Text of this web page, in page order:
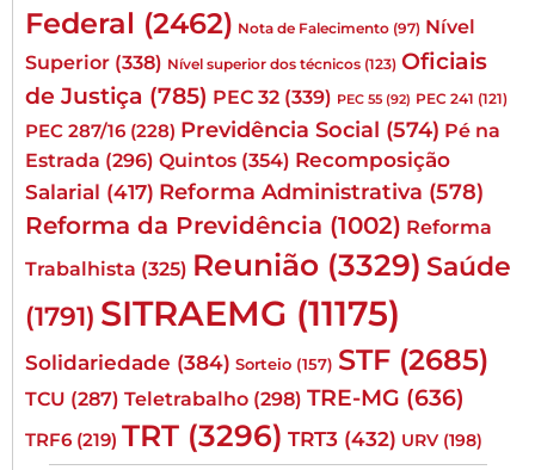
Federal (2462) Nota de Falecimento (97) Nível
Superior (338) Nível superior dos técnicos (123) Oficiais
de Justiça (785) PEC 32 (339) PEC 55 (92) PEC 241 (121)
PEC 287/16 (228) Previdência Social (574) Pé na
Estrada (296) Quintos (354) Recomposição
Salarial (417) Reforma Administrativa (578)
Reforma da Previdência (1002) Reforma
Trabalhista (325) Reunião (3329) Saúde
(1791) SITRAEMG (11175)
Solidariedade (384) Sorteio (157) STF (2685)
TCU (287) Teletrabalho (298) TRE-MG (636)
TRF6 (219) TRT (3296) TRT3 (432) URV (198)